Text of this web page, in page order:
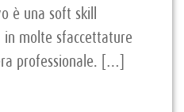
è una soft skill
in molte sfaccettature
professionale. […]